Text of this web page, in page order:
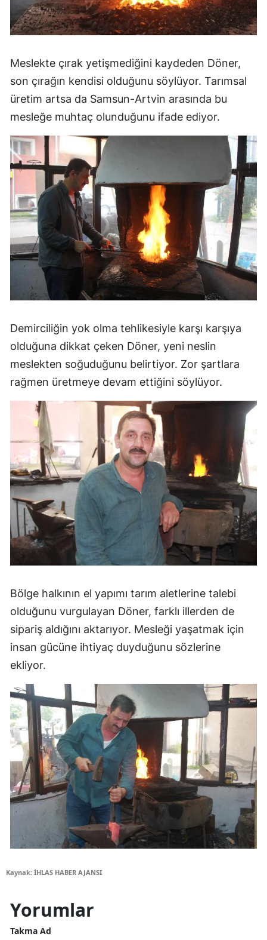
Meslekte çırak yetişmediğini kaydeden Döner,
son çırağın kendisi olduğunu söylüyor. Tarımsal
üretim artsa da Samsun-Artvin arasında bu
mesleğe muhtaç olunduğunu ifade ediyor.
Demirciliğin yok olma tehlikesiyle karşı karşıya
olduğuna dikkat çeken Döner, yeni neslin
meslekten soğuduğunu belirtiyor. Zor şartlara
rağmen üretmeye devam ettiğini söylüyor.
Bölge halkının el yapımı tarım aletlerine talebi
olduğunu vurgulayan Döner, farklı illerden de
sipariş aldığını aktarıyor. Mesleği yaşatmak için
insan gücüne ihtiyaç duyduğunu sözlerine
ekliyor.
Kaynak: İHLAS HABER AJANSI
Yorumlar
Takma Ad